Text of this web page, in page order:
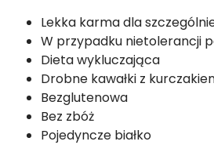
Lekka karma dla
W przypadku nietolerancji
Dieta wykluczająca
Drobne kawałki z
Bezglutenowa
Bez zbóż
Pojedyncze białko